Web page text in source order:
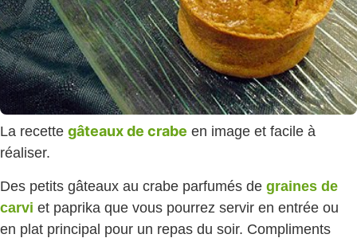
La recette gâteaux de crabe en image et facile à
réaliser.
Des petits gâteaux au crabe parfumés de graines de
carvi et paprika que vous pourrez servir en entrée ou
en plat principal pour un repas du soir. Compliments